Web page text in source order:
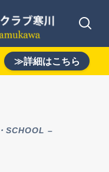
≫詳細はこちら
SCHOOL –